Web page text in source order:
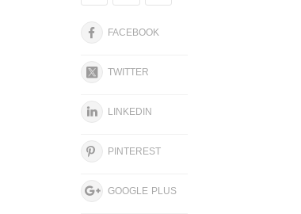
FACEBOOK
TWITTER
LINKEDIN
PINTEREST
GOOGLE PLUS